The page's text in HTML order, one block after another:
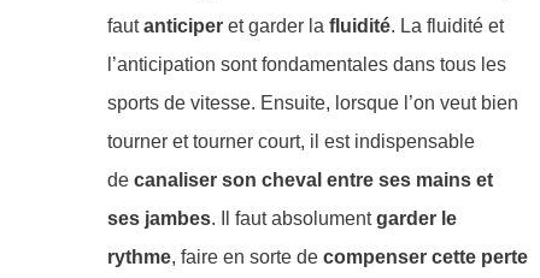
fautanticiperet garder la fluidité. La fluidité et
l’anticipation sont fondamentales dans tous les
sports de vitesse. Ensuite, lorsque l’on veut bien
tourner et tourner court, il est indispensable
de canaliser son cheval entre ses mains et
ses jambes. Il faut absolumentgarder le
rythme, faire en sorte de compenser cette perte